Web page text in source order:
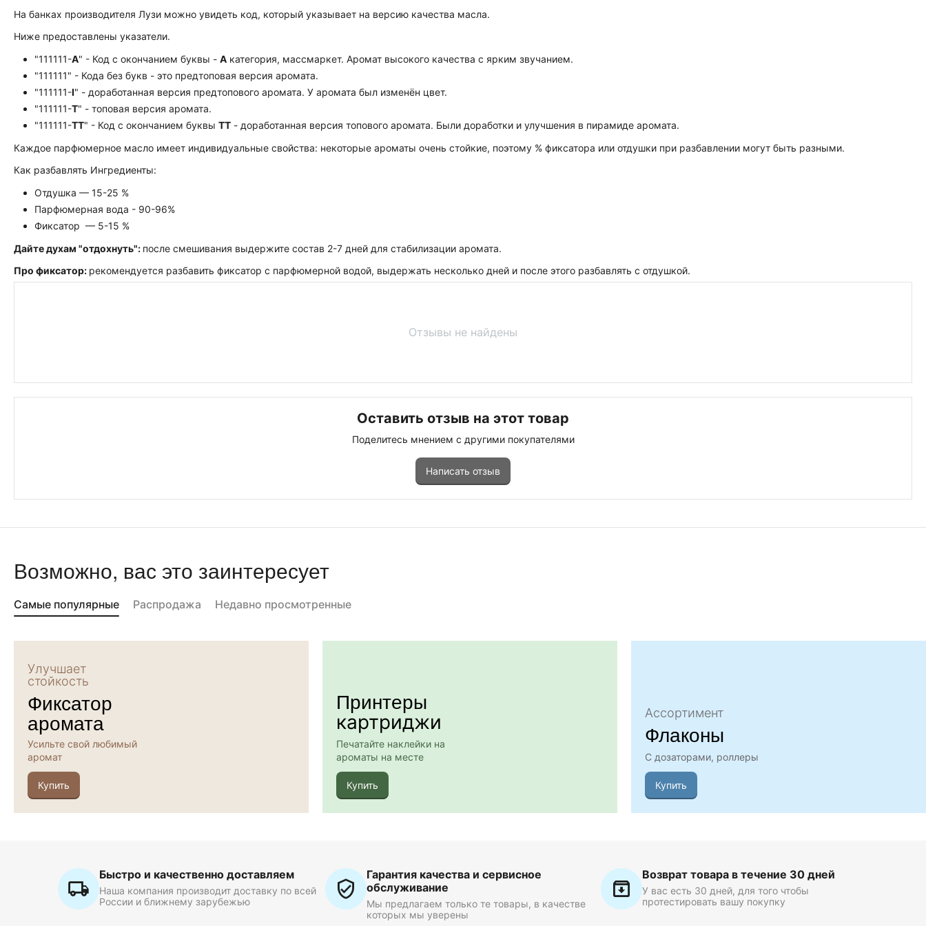
На банках производителя Лузи можно увидеть код, который указывает на версию качества масла.
Ниже предоставлены указатели.
"111111-А" - Код с окончанием буквы - А категория, массмаркет. Аромат высокого качества с ярким звучанием.
"111111" - Кода без букв - это предтоповая версия аромата.
"111111-I" - доработанная версия предтопового аромата. У аромата был изменён цвет.
"111111-Т" - топовая версия аромата.
"111111-ТТ" - Код с окончанием буквы TT - доработанная версия топового аромата. Были доработки и улучшения в пирамиде аромата.
Каждое парфюмерное масло имеет индивидуальные свойства: некоторые ароматы очень стойкие, поэтому % фиксатора или отдушки при разбавлении могут быть разными.
Как разбавлять Ингредиенты:
Отдушка — 15-25 %
Парфюмерная вода - 90-96%
Фиксатор — 5-15 %
Дайте духам "отдохнуть": после смешивания выдержите состав 2-7 дней для стабилизации аромата.
Про фиксатор: рекомендуется разбавить фиксатор с парфюмерной водой, выдержать несколько дней и после этого разбавлять с отдушкой.
Отзывы не найдены
Оставить отзыв на этот товар
Поделитесь мнением с другими покупателями
Написать отзыв
Возможно, вас это заинтересует
Самые популярные Распродажа Недавно просмотренные
Улучшает
стойкость
Фиксатор
аромата
Усильте свой любимый
аромат
Купить
Принтеры
картриджи
Печатайте наклейки на
ароматы на месте
Купить
Ассортимент
Флаконы
С дозаторами, роллеры
Купить
Быстро и качественно доставляем
Наша компания производит доставку по всей
России и ближнему зарубежью
Гарантия качества и сервисное
обслуживание
Мы предлагаем только те товары, в качестве
которых мы уверены
Возврат товара в течение 30 дней
У вас есть 30 дней, для того чтобы
протестировать вашу покупку